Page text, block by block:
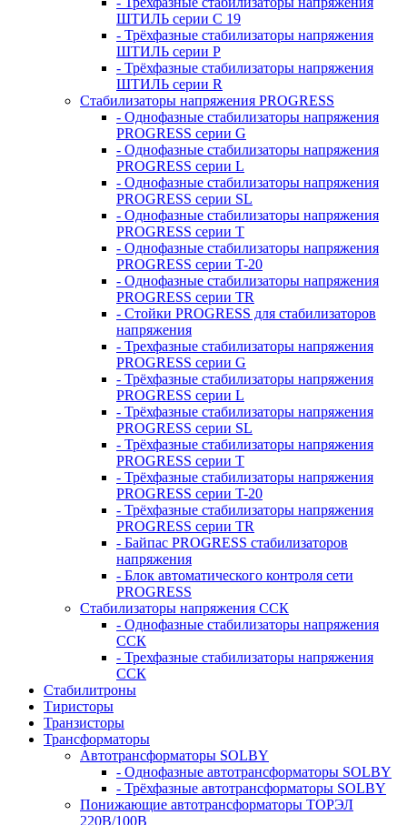
ШТИЛЬ серии C 19
- Трёхфазные стабилизаторы напряжения
ШТИЛЬ серии P
- Трёхфазные стабилизаторы напряжения
ШТИЛЬ серии R
Стабилизаторы напряжения PROGRESS
- Однофазные стабилизаторы напряжения
PROGRESS серии G
- Однофазные стабилизаторы напряжения
PROGRESS серии L
- Однофазные стабилизаторы напряжения
PROGRESS серии SL
- Однофазные стабилизаторы напряжения
PROGRESS серии T
- Однофазные стабилизаторы напряжения
PROGRESS серии T-20
- Однофазные стабилизаторы напряжения
PROGRESS серии TR
- Стойки PROGRESS для стабилизаторов
напряжения
- Трехфазные стабилизаторы напряжения
PROGRESS серии G
- Трёхфазные стабилизаторы напряжения
PROGRESS серии L
- Трёхфазные стабилизаторы напряжения
PROGRESS серии SL
- Трёхфазные стабилизаторы напряжения
PROGRESS серии T
- Трёхфазные стабилизаторы напряжения
PROGRESS серии T-20
- Трёхфазные стабилизаторы напряжения
PROGRESS серии TR
- Байпас PROGRESS стабилизаторов
напряжения
- Блок автоматического контроля сети
PROGRESS
Стабилизаторы напряжения ССК
- Однофазные стабилизаторы напряжения
ССК
- Трехфазные стабилизаторы напряжения
ССК
Стабилитроны
Тиристоры
Транзисторы
Трансформаторы
Автотрансформаторы SOLBY
- Однофазные автотрансформаторы SOLBY
- Трёхфазные автотрансформаторы SOLBY
Понижающие автотрансформаторы ТОРЭЛ
220В/100В